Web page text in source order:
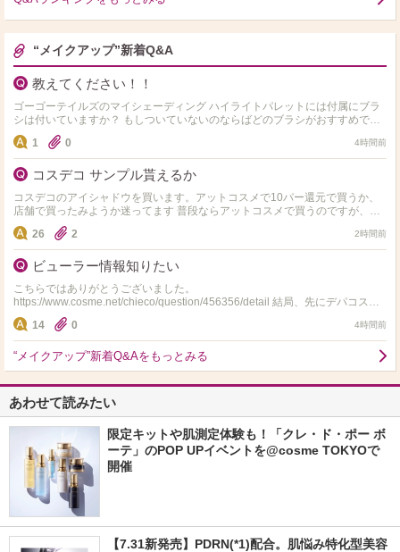
“メイクアップ”新着Q&A
教えてください！！
ゴーゴーテイルズのマイシェーディング ハイライトパレットには付属にブラ
シは付いていますか？ もしついていないのならばどのブラシがおすすめです
か？
1 0 4時間前
コスデコ サンプル貰えるか
コスデコのアイシャドウを買います。アットコスメで10パー還元で買うか、
店舗で買ったみようか迷ってます 普段ならアットコスメで買うのですが、コ
スデコ店頭がサンプル結構くれる感じなら店頭で買ってみた…
26 2 2時間前
ビューラー情報知りたい
こちらではありがとうございました。
https://www.cosme.net/chieco/question/456356/detail 結局、先にデパコスで
ない資生堂のアイラッシュ…
14 0 4時間前
“メイクアップ”新着Q&Aをもっとみる
あわせて読みたい
限定キットや肌測定体験も！「クレ・ド・ポー ボ
ーテ」のPOP UPイベントを@cosme TOKYOで
開催
【7.31新発売】PDRN(*1)配合。肌悩み特化型美容